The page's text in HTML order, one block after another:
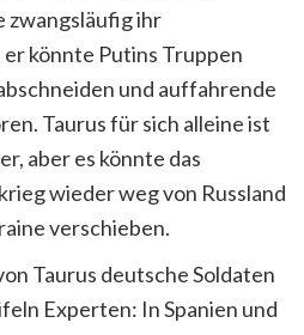
zwangsläufig ihr
könnte Putins Truppen
und auffahrende
Taurus für sich alleine ist
aber es könnte das
wieder weg von Russland
verschieben.
Taurus deutsche Soldaten
Experten: In Spanien und